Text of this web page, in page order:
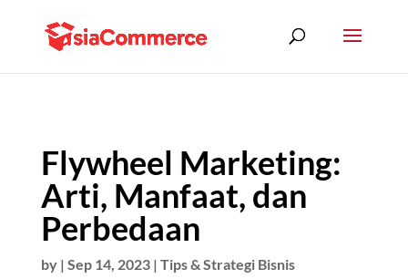
Flywheel Marketing:
Arti, Manfaat, dan
Perbedaan
by | Sep 14, 2023| Tips & Strategi Bisnis